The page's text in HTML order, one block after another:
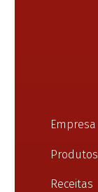
Empresa
Produtos
Receitas